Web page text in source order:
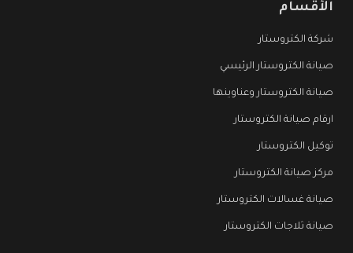
الأقسام
شركة الكتروستار
صيانة الكتروستار الرئيسي
صيانة الكتروستار وعناوينها
ارقام صيانة الكتروستار
توكيل الكتروستار
مركز صيانة الكتروستار
صيانة غسالات الكتروستار
صيانة ثلاجات الكتروستار